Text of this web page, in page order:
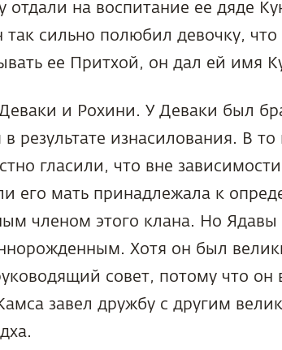
на воспитание ее дяде
сильно полюбил девочку, что
ее Притхой, он дал ей имя
и Рохини. У Деваки был
результате изнасилования. В то
гласили, что вне
его мать принадлежала к
членом этого клана. Но
Хотя он был
совет, потому что он
завел дружбу с другим